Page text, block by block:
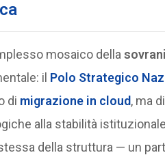
mosaico della
il Polo Strategico
di migrazione in cloud, ma
alla stabilità
della struttura — un